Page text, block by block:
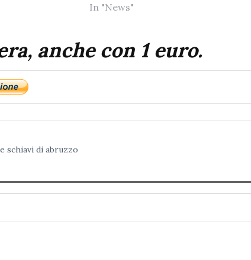
In "News"
anche con 1 euro.
schiavi di abruzzo